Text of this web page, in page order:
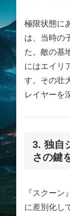
極限状態に
は、当時の
た。敵の基
にはエイリ
す。その壮
レイヤーを
3. 独自
さの鍵
『スクー
に差別化し